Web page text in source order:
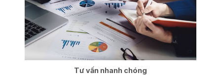
Tư vấn nhanh chóng